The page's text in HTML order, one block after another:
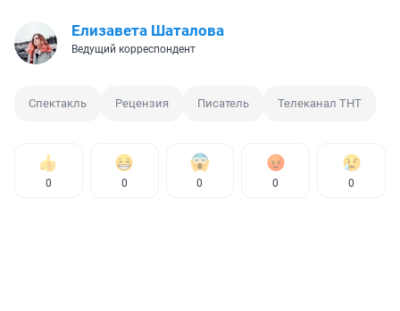
Елизавета Шаталова
Ведущий корреспондент
Спектакль Рецензия Писатель Телеканал ТНТ
0 0 0 0 0